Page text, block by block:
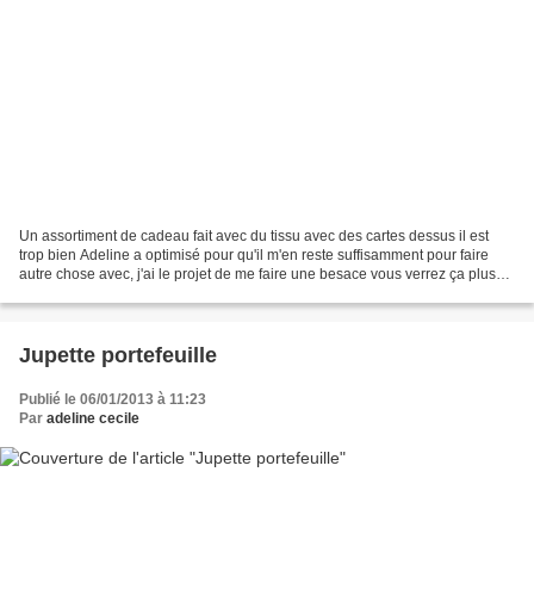
Un assortiment de cadeau fait avec du tissu avec des cartes dessus il est
trop bien Adeline a optimisé pour qu'il m'en reste suffisamment pour faire
autre chose avec, j'ai le projet de me faire une besace vous verrez ça plus
Jupette portefeuille
Publié le 06/01/2013 à 11:23
Par adeline cecile